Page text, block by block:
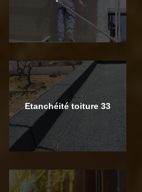
Etanchéité toiture 33